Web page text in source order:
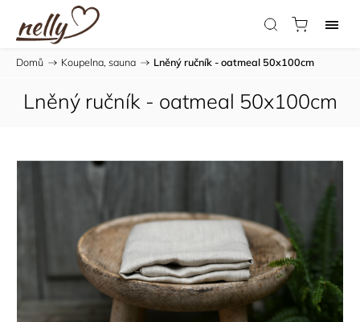
Domů / Koupelna, sauna / Lněný ručník - oatmeal 50x100cm
Lněný ručník - oatmeal 50x100cm